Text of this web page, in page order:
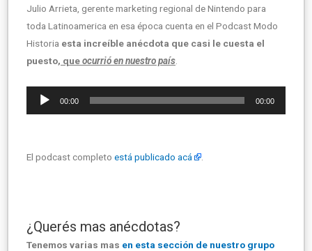
Julio Arrieta, gerente marketing regional de Nintendo para
toda Latinoamerica en esa época cuenta en el Podcast Modo
Historia esta increíble anécdota que casi le cuesta el
puesto, queocurrió en nuestro país
Reproductor
00:00 00:00
El podcast completo está publicado acá
¿Querés mas anécdotas?
Tenemos varias mas en esta sección de nuestro grupo